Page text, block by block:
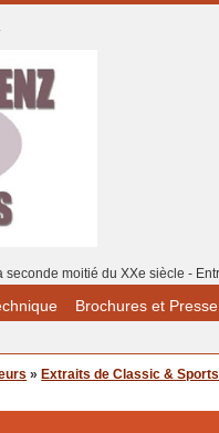
moitié du XXe siècle -
Brochures et Presse
» Extraits de Classic &